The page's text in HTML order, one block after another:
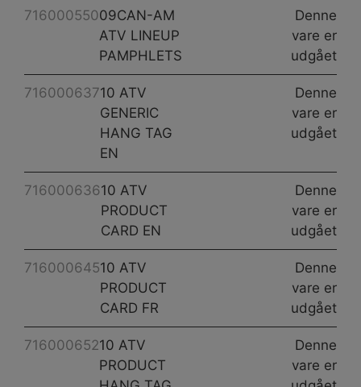
Denne
vare er
udgået
71600055009CAN-AM
ATV LINEUP
PAMPHLETS
Denne
vare er
udgået
71600063710 ATV
GENERIC
HANG TAG
EN
Denne
vare er
udgået
71600063610 ATV
PRODUCT
CARD EN
Denne
vare er
udgået
71600064510 ATV
PRODUCT
CARD FR
Denne
vare er
71600065210 ATV
PRODUCT